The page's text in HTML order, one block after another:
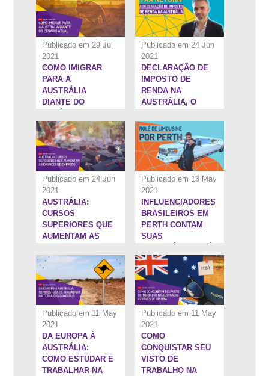
Publicado em 29 Jul
2021
COMO IMIGRAR
PARA A
AUSTRÁLIA
DIANTE DO
Publicado em 24 Jun
2021
DECLARAÇÃO DE
IMPOSTO DE
RENDA NA
AUSTRÁLIA, O
Publicado em 24 Jun
2021
AUSTRÁLIA:
CURSOS
SUPERIORES QUE
AUMENTAM AS
EMPREGO
Publicado em 13 May
2021
INFLUENCIADORES
BRASILEIROS EM
PERTH CONTAM
SUAS
A AUSTRÁLIA
Publicado em 11 May
2021
DA EUROPA À
AUSTRÁLIA:
COMO ESTUDAR E
TRABALHAR NA
Publicado em 11 May
2021
1:19:0''
COMO
CONQUISTAR SEU
VISTO DE
TRABALHO NA
1:36:12''